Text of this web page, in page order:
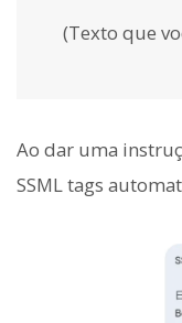
(Texto que
Ao dar uma
SSML tags